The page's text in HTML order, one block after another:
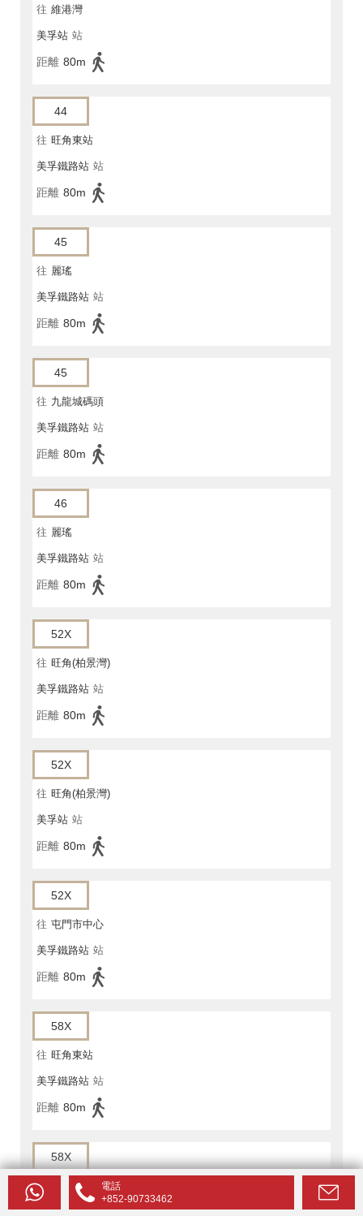
往 維港灣
美孚站 站
距離 80m
44
往 旺角東站
美孚鐵路站 站
距離 80m
45
往 麗瑤
美孚鐵路站 站
距離 80m
45
往 九龍城碼頭
美孚鐵路站 站
距離 80m
46
往 麗瑤
美孚鐵路站 站
距離 80m
52X
往 旺角(柏景灣)
美孚鐵路站 站
距離 80m
52X
往 旺角(柏景灣)
美孚站 站
距離 80m
52X
往 屯門市中心
美孚鐵路站 站
距離 80m
58X
往 旺角東站
美孚鐵路站 站
距離 80m
58X
往 良景邨
美孚鐵路站 站
電話
+852-90733462